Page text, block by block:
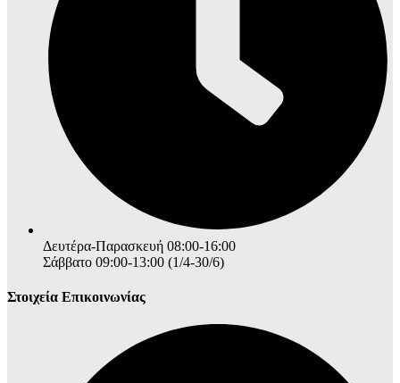
Δευτέρα-Παρασκευή 08:00-16:00
Σάββατο 09:00-13:00 (1/4-30/6)
Στοιχεία Επικοινωνίας